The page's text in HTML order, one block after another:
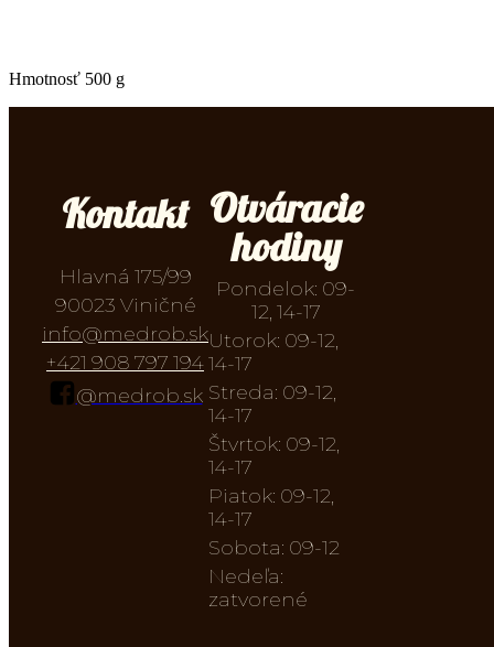
Hmotnosť 500 g
Kontakt
Hlavná 175/99
90023 Viničné
info@medrob.sk
+421 908 797 194
@medrob.sk
Otváracie
hodiny
Pondelok: 09-
12, 14-17
Utorok: 09-12,
14-17
Streda: 09-12,
14-17
Štvrtok: 09-12,
14-17
Piatok: 09-12,
14-17
Sobota: 09-12
Nedeľa:
zatvorené